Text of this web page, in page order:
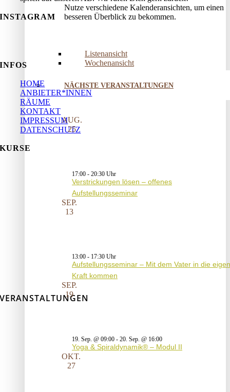
Nutze verschiedene Kalenderansichten, um einen
besseren Überblick zu bekommen.
Listenansicht
Wochenansicht
NÄCHSTE VERANSTALTUNGEN
AUG.
25
17:00 - 20:30
Verstrickungen lösen – offenes
Aufstellungsseminar
SEP.
13
13:00 - 17:30
Aufstellungsseminar – Mit dem Vater in die
Kraft kommen
SEP.
19
19. Sep. @ 09:00 - 20. Sep. @ 16:00
Yoga & Spiraldynamik® – Modul II
OKT.
27
INSTAGRAM
INFOS
HOME
ANBIETER*INNEN
RÄUME
KONTAKT
IMPRESSUM
DATENSCHUTZ
KURSE
VERANSTALTUNGEN